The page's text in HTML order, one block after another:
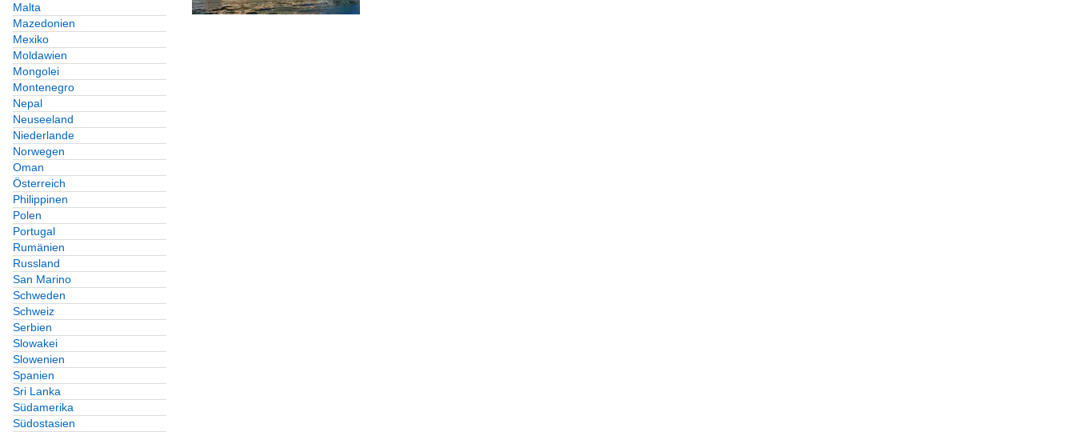
Malta
Mazedonien
Mexiko
Moldawien
Mongolei
Montenegro
Nepal
Neuseeland
Niederlande
Norwegen
Oman
Österreich
Philippinen
Polen
Portugal
Rumänien
Russland
San Marino
Schweden
Schweiz
Serbien
Slowakei
Slowenien
Spanien
Sri Lanka
Südamerika
Südostasien